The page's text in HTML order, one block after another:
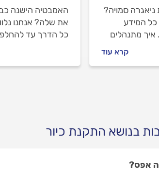
סמויה?
המידע
מתנהלים
התקנת
כל התשובות
קרא עוד
האמבטיה הישנה
את שלה? אנחנו
כל הדרך עד
אינסטלטור, איך
וכמה זה עולה? כל
בנושא התקנת כיור
אפס?